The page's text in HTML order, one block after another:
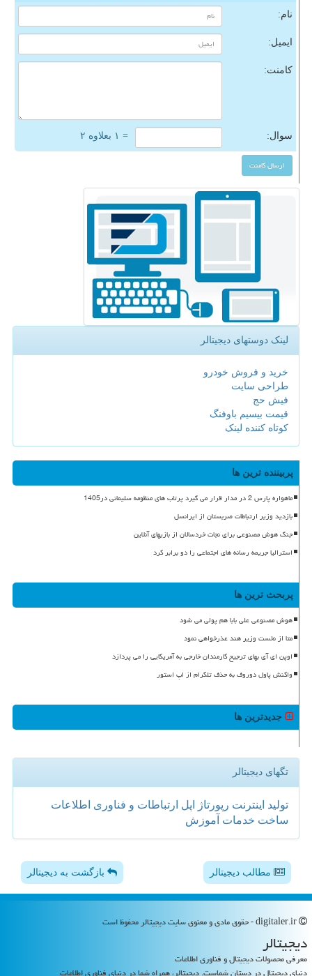
نام:
ایمیل:
کامنت:
سوال: = ۱ بعلاوه ۲
لینک دوستهای دیجیتالر
خرید و فروش خودرو
طراحی سایت
فیش حج
قیمت بیسیم باوفنگ
کوتاه کننده لینک
پربیننده ترین ها
ماهواره پارس 2 در مدار قرار می گیرد پرتاب های منظومه سلیمانی در1405
بازدید وزیر ارتباطات صربستان از ایرانسل
جنگ هوش مصنوعی برای نجات خردسالان از بازیهای آنلاین
استرالیا جریمه رسانه های اجتماعی را دو برابر کرد
پربحث ترین ها
هوش مصنوعی علی بابا هم پولی می شود
متا از نخست وزیر هند عذرخواهی نمود
اوپن ای آی بهای ترجیح کارمندان خارجی به آمریکایی را می پردازد
واکنش پاول دوروف به حذف تلگرام از اپ استور
جدیدترین ها
تگهای دیجیتالر
تولید اینترنت رپورتاژ اپل ارتباطات و فناوری اطلاعات
ساخت خدمات آموزش
مطالب دیجیتالر بازگشت به دیجیتالر
دیجیتالر
معرفی محصولات دیجیتال و فناوری اطلاعات
دنیای دیجیتال در دستان شماست. دیجیتالر، همراه شما در دنیای فناوری اطلاعات